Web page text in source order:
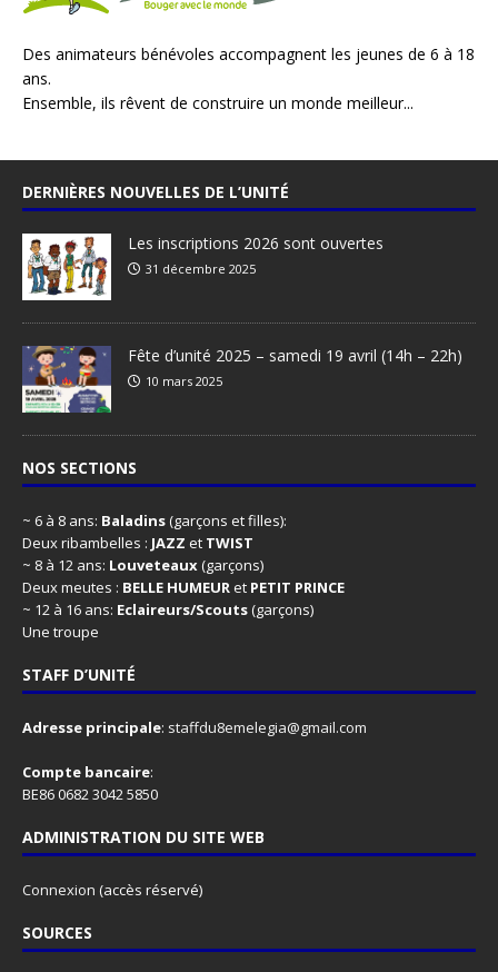
Des animateurs bénévoles accompagnent les jeunes de 6 à 18
ans.
Ensemble, ils rêvent de construire un monde meilleur...
DERNIÈRES NOUVELLES DE L’UNITÉ
Les inscriptions 2026 sont ouvertes
31 décembre 2025
Fête d’unité 2025 – samedi 19 avril (14h – 22h)
10 mars 2025
NOS SECTIONS
~ 6 à 8 ans: Baladins(garçons et filles):
Deux ribambelles : JAZZ et TWIST
~ 8 à 12 ans: Louveteaux(garçons)
Deux meutes : BELLE HUMEURet PETIT PRINCE
~ 12 à 16 ans: Eclaireurs/Scouts(garçons)
Une troupe
STAFF D’UNITÉ
Adresse principale: staffdu8emelegia@gmail.com
Compte bancaire:
BE86 0682 3042 5850
ADMINISTRATION DU SITE WEB
Connexion (accès réservé)
SOURCES